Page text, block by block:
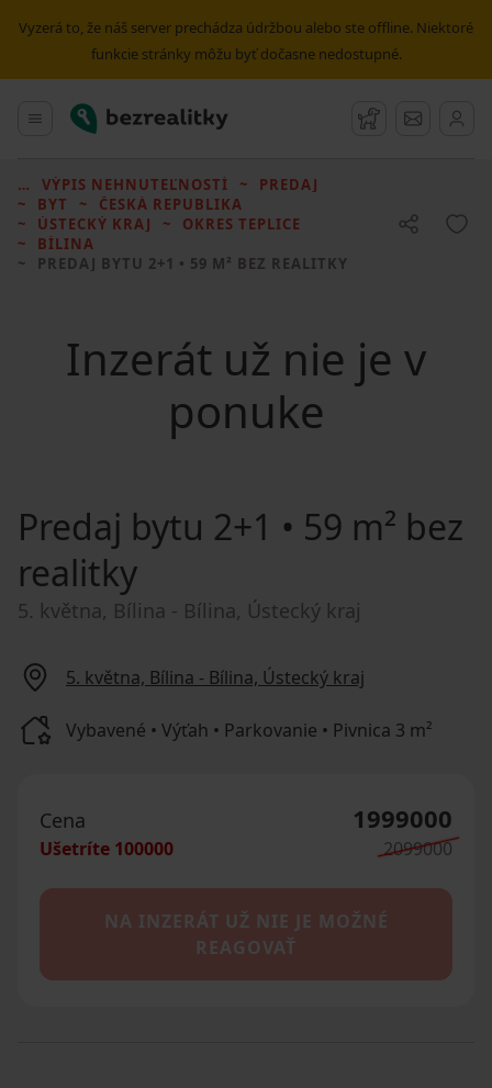
Vyzerá to, že náš server prechádza údržbou alebo ste offline. Niektoré
funkcie stránky môžu byť dočasne nedostupné.
Hlavné menu
Bezrealitky Strážny pes
Správy
VÝPIS NEHNUTEĽNOSTÍ
PREDAJ
BYT
ČESKÁ REPUBLIKA
ÚSTECKÝ KRAJ
OKRES TEPLICE
BÍLINA
PREDAJ BYTU 2+1 • 59 M² BEZ REALITKY
Inzerát už nie je v
ponuke
Predaj bytu 2+1 • 59 m² bez
realitky
5. května, Bílina - Bílina, Ústecký kraj
5. května, Bílina - Bílina, Ústecký kraj
Vybavené • Výťah • Parkovanie • Pivnica 3 m²
Cena 1999000
Ušetríte 100000 2099000
NA INZERÁT UŽ NIE JE MOŽNÉ
REAGOVAŤ